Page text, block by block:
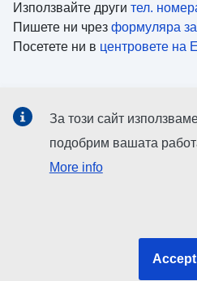
Използвайте други тел.
Пишете ни чрез формуляра за
Посетете ни в центровете на
Вижте профили на ЕС в
Институции и органи
За този сайт
подобрим вашата
More info